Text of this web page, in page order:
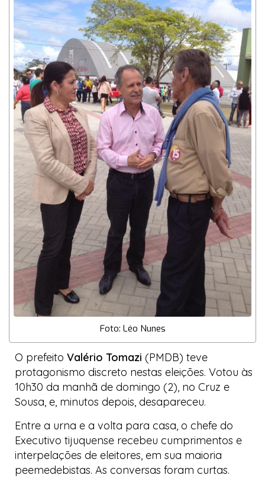
Foto: Léo Nunes
O prefeito Valério Tomazi (PMDB) teve
protagonismo discreto nestas eleições. Votou às
10h30 da manhã de domingo (2), no Cruz e
Sousa, e, minutos depois, desapareceu.
Entre a urna e a volta para casa, o chefe do
Executivo tijuquense recebeu cumprimentos e
interpelações de eleitores, em sua maioria
peemedebistas. As conversas foram curtas.